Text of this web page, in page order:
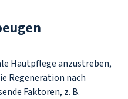
Hautpflege anzustreben,
Regeneration nach
Faktoren, z. B.